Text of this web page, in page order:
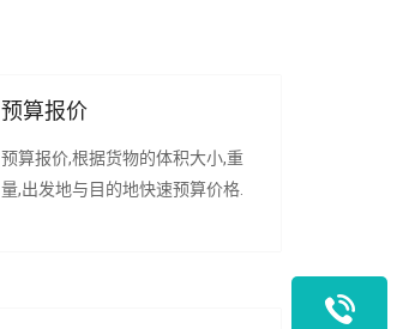
预算报价
预算报价,根据货物的体积大小,重
量,出发地与目的地快速预算价格.